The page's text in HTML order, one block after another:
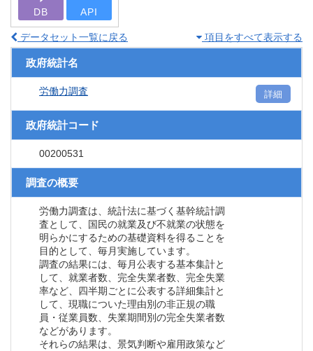
DB API
データセット一覧に戻る 項目をすべて表示する
政府統計名
労働力調査 詳細
政府統計コード
00200531
調査の概要
労働力調査は、統計法に基づく基幹統計調
査として、国民の就業及び不就業の状態を
明らかにするための基礎資料を得ることを
目的として、毎月実施しています。
調査の結果には、毎月公表する基本集計と
して、就業者数、完全失業者数、完全失業
率など、四半期ごとに公表する詳細集計と
して、現職についた理由別の非正規の職
員・従業員数、失業期間別の完全失業者数
などがあります。
それらの結果は、景気判断や雇用政策など